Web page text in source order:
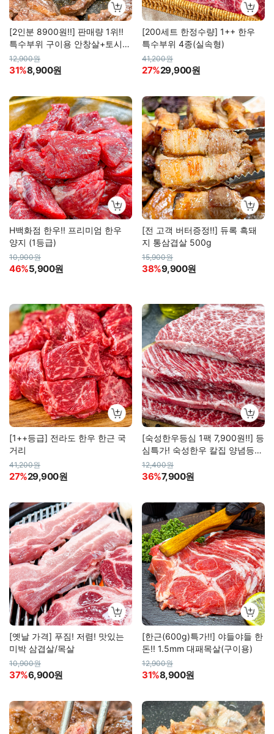
[2인분 8900원!!] 판매량 1위!!
특수부위 구이용 안창살+토시살
300g
12,900원
31%8,900원
[200세트 한정수량] 1++ 한우
특수부위 4종(실속형)
41,200원
27%29,900원
H백화점 한우!! 프리미엄 한우
양지 (1등급)
10,900원
46%5,900원
[전 고객 버터증정!!] 듀록 흑돼
지 통삼겹살 500g
15,900원
38%9,900원
[1++등급] 전라도 한우 한근 국
거리
41,200원
27%29,900원
[숙성한우등심 1팩 7,900원!!] 등
심특가! 숙성한우 칼집 양념등심
구이
12,400원
36%7,900원
[옛날 가격] 푸짐! 저렴! 맛있는
미박 삼겹살/목살
10,900원
37%6,900원
[한근(600g)특가!!] 야들야들 한
돈!! 1.5mm 대패목살(구이용)
12,900원
31%8,900원